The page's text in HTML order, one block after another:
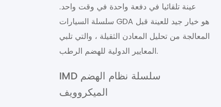
عينة تلقائيا في دفعة واحدة في وقت واحد.
سلسلة السيارات GDA هو خيار جيد للعينة قبل
المعالجة من تحليل المعادن الثقيلة ، والتي تلبي
المعايير الدولية للهضم الرطب.
IMD سلسلة نظام الهضم
الميكروويف